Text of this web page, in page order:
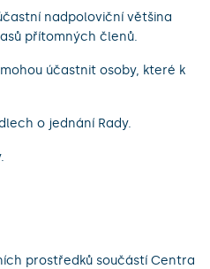
nadpoloviční většina
přítomných členů.
účastnit osoby, které k
o jednání Rady.
prostředků součástí Centra